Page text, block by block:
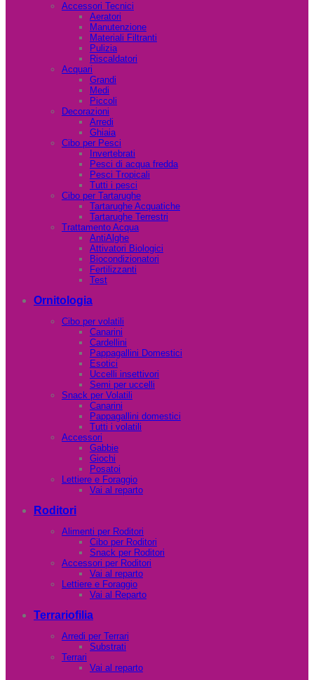
Accessori Tecnici
Aeratori
Manutenzione
Materiali Filtranti
Pulizia
Riscaldatori
Acquari
Grandi
Medi
Piccoli
Decorazioni
Arredi
Ghiaia
Cibo per Pesci
Invertebrati
Pesci di acqua fredda
Pesci Tropicali
Tutti i pesci
Cibo per Tartarughe
Tartarughe Acquatiche
Tartarughe Terrestri
Trattamento Acqua
AntiAlghe
Attivatori Biologici
Biocondizionatori
Fertilizzanti
Test
Ornitologia
Cibo per volatili
Canarini
Cardellini
Pappagallini Domestici
Esotici
Uccelli insettivori
Semi per uccelli
Snack per Volatili
Canarini
Pappagallini domestici
Tutti i volatili
Accessori
Gabbie
Giochi
Posatoi
Lettiere e Foraggio
Vai al reparto
Roditori
Alimenti per Roditori
Cibo per Roditori
Snack per Roditori
Accessori per Roditori
Vai al reparto
Lettiere e Foraggio
Vai al Reparto
Terrariofilia
Arredi per Terrari
Substrati
Terrari
Vai al reparto